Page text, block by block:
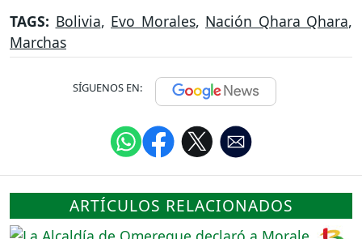
TAGS: Bolivia, Evo Morales, Nación Qhara Qhara,
Marchas
SÍGUENOS EN:
ARTÍCULOS RELACIONADOS